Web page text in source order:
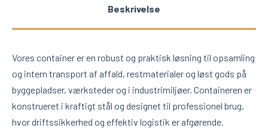
Beskrivelse
Vores container er en robust og praktisk løsning til opsamling
og intern transport af affald, restmaterialer og løst gods på
byggepladser, værksteder og i industrimiljøer. Containeren er
konstrueret i kraftigt stål og designet til professionel brug,
hvor driftssikkerhed og effektiv logistik er afgørende.